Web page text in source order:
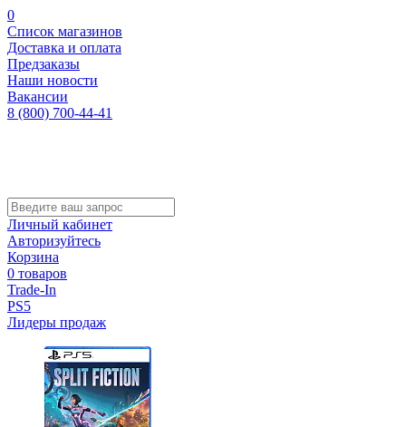
0
Список магазинов
Доставка и оплата
Предзаказы
Наши новости
Вакансии
8 (800) 700-44-41
Личный кабинет
Авторизуйтесь
Корзина
0 товаров
Trade-In
PS5
Лидеры продаж